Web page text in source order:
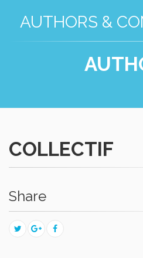
AUTHORS &
COLLECTIF
Share